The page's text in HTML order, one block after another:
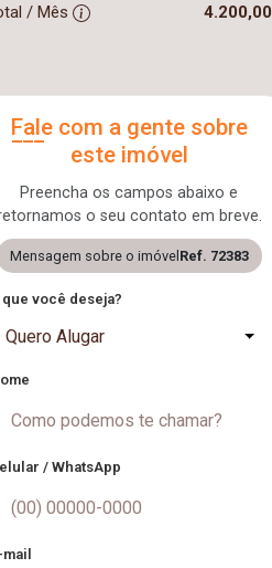
/ Mês 4.200,00
Fale com a gente sobre
este imóvel
Preencha os campos abaixo e
o seu contato em breve.
Mensagem sobre o imóvel Ref. 72383
que você deseja?
Quero Alugar
/ WhatsApp
mail